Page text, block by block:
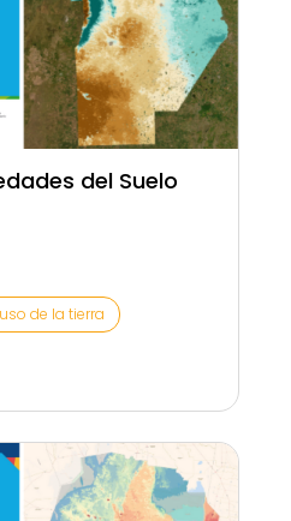
del Suelo
de la tierra